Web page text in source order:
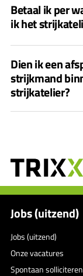
Betaal ik per
ik het
Dien ik een
strijkmand
strijkatelier?
Jobs (uitzend)
Jobs (uitzend)
Onze vacatures
Spontaan solliciteren